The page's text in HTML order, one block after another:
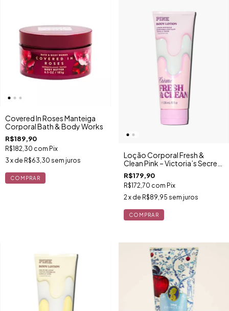
Covered In Roses Manteiga
Corporal Bath & Body Works
R$189,90
R$182,30 com Pix
3 x de R$63,30 sem juros
Loção Corporal Fresh &
Clean Pink – Victoria’s Secret
(Edição Limitada)
R$179,90
R$172,70 com Pix
2 x de R$89,95 sem juros